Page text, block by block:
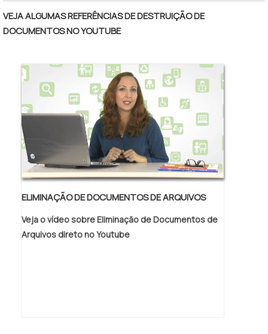
por conta do impacto ambiental e todos os
outros possíveis problemas que esses
resíduos podem pode trazer. Esse é um
desconhece.Informações sobre o serviçoA
partir do serviço de reciclagem pode-se
garan.
VEJA ALGUMAS REFERÊNCIAS DE DESTRUIÇÃO DE
DOCUMENTOS NO YOUTUBE
ELIMINAÇÃO DE DOCUMENTOS DE ARQUIVOS
Veja o vídeo sobre Eliminação de Documentos de
Arquivos direto no Youtube